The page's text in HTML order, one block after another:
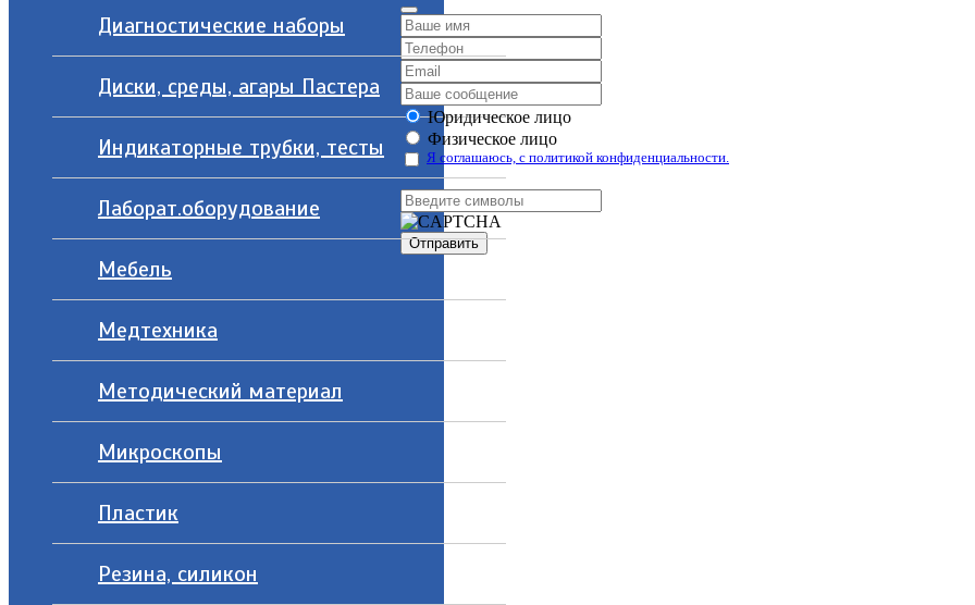
Диагностические наборы
Диски, среды, агары Пастера
Индикаторные трубки, тесты
Лаборат.оборудование
Мебель
Медтехника
Методический материал
Микроскопы
Пластик
Резина, силикон
Юридическое лицо
Физическое лицо
Я соглашаюсь, с политикой конфиденциальности.